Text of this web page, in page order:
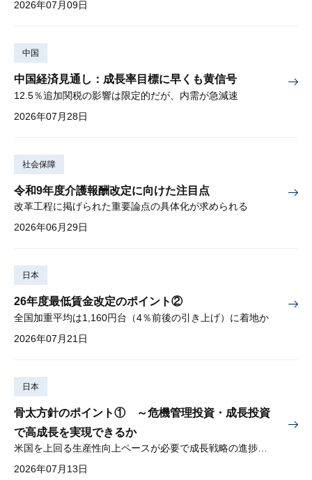
2026年07月09日
中国
中国経済見通し：成長率目標に早くも黄信号
12.5％追加関税の影響は限定的だが、内需が急減速
2026年07月28日
社会保障
令和9年度介護報酬改定に向けた注目点
改革工程に掲げられた重要論点の具体化が求められる
2026年06月29日
日本
26年度最低賃金改定のポイント②
全国加重平均は1,160円台（4％前後の引き上げ）に着地か
2026年07月21日
日本
骨太方針のポイント① ～危機管理投資・成長投資
で高成長を実現できるか
米国を上回る生産性向上ペースが必要で成長戦略の進捗管理も課題
2026年07月13日